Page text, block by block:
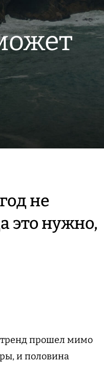
не
это нужно,
тренд прошел мимо
и половина